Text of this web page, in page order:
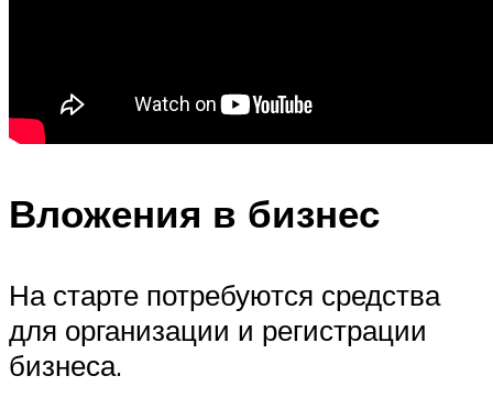
Вложения в бизнес
На старте потребуются средства
для организации и регистрации
бизнеса.